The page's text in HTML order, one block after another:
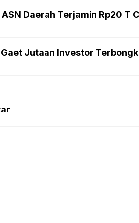
Daerah Terjamin Rp20 T
Jutaan Investor